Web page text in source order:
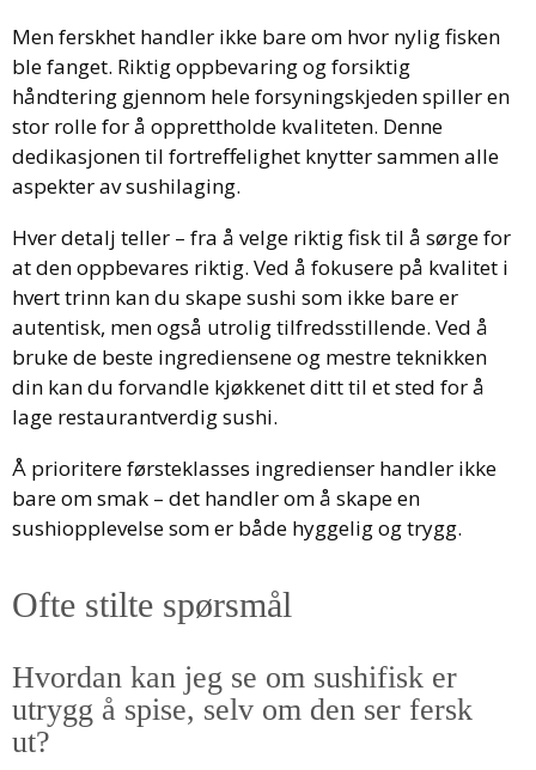
Men ferskhet handler ikke bare om hvor nylig fisken
ble fanget. Riktig oppbevaring og forsiktig
håndtering gjennom hele forsyningskjeden spiller en
stor rolle for å opprettholde kvaliteten. Denne
dedikasjonen til fortreffelighet knytter sammen alle
aspekter av sushilaging.
Hver detalj teller – fra å velge riktig fisk til å sørge for
at den oppbevares riktig. Ved å fokusere på kvalitet i
hvert trinn kan du skape sushi som ikke bare er
autentisk, men også utrolig tilfredsstillende. Ved å
bruke de beste ingrediensene og mestre teknikken
din kan du forvandle kjøkkenet ditt til et sted for å
lage restaurantverdig sushi.
Å prioritere førsteklasses ingredienser handler ikke
bare om smak – det handler om å skape en
sushiopplevelse som er både hyggelig og trygg.
Ofte stilte spørsmål
Hvordan kan jeg se om sushifisk er
utrygg å spise, selv om den ser fersk
ut?